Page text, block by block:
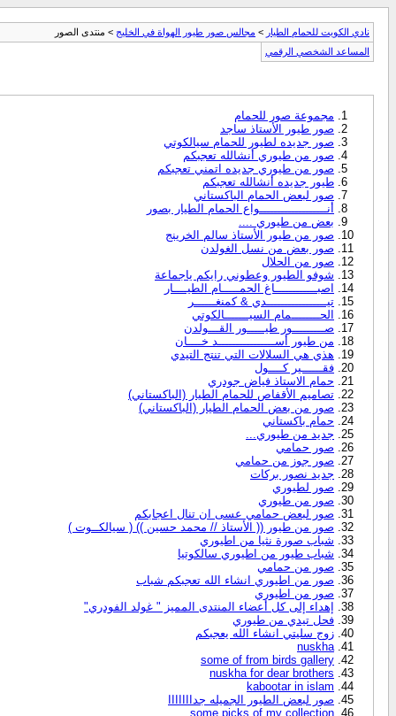
نادي الكويت للحمام الطيار > مجالس صور طيور الهواة في الخليج > منتدى الصور
المساعد الشخصي الرقمي
مجموعة صور للحمام
صور طيور الأستاذ ساجد
صور جديده لطيور للحمام سيالكوتي
صور من طيوري أنشالله تعجبكم
صور من طيوري جديده اتمني تعجبكم
طيور جديده أنشالله تعجبكم
صور لبعض الحمام الباكستاني
أنـــــــــــــــــــواع الحمام الطيار بصور
بعض من طيوري ....
صور من طيور الأستاذ سالم الخرينج
صور بعض من نسل الغولدن
صور من الحلال
شوفو الطيور وعطوني رايكم ياجماعة
اصبــــــــــــاغ الحمـــــام الطيــــار
تيـــــــــــــــــدي & كمنغــــــر
الحــــــــمام السيـــــــالكوتي
صـــــــــور طيـــــور القـــولدن
من طيور أســــــــــــــــد خــــان
هذي هي السلالات التي تنتج التيدي
فقــــــير كــــول
حمام الاستاذ فياض جودري
تصاميم الأقفاص للحمام الطيار (الباكستاني)
صور من بعض الحمام الطيار (الباكستاني)
حمام باكستاني
جديد من طيوري...
صور حمامي
صور جوز من حمامي
جديد نصور بركات
صور لطيوري
صور من طيوري
صور لبعض حمامي عسى ان تنال اعجابكم
صور من طيور (( الأستاذ // محمد حسين )) ( سيالكــوت )
شباب صورة نثيا من اطيوري
شباب طيور من اطيوري سالكوتيا
صور من حمامي
صور من اطيوري انشاء الله تعجبكم شباب
صور من اطيوري
إهداء إلى كل أعضاء المنتدى المميز " غولد الفودري"
فحل تيدي من طيوري
زوج سليتي انشاء الله يعجبكم
nuskha
some of from birds gallery
nuskha for dear brothers
kabootar in islam
صور لبعض الطيور الجميله جدااااااا
some picks of my collection